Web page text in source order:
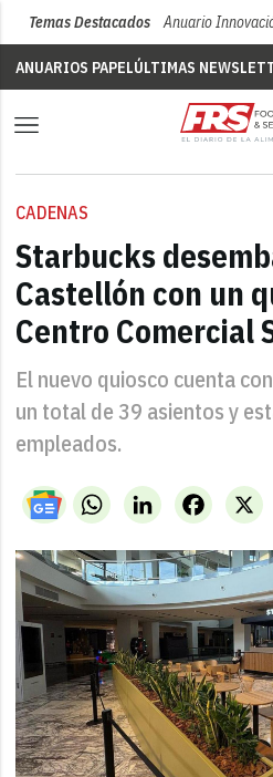
Temas Destacados Anuario
ANUARIOS PAPELÚLTIMAS
CADENAS
Starbucks
Castellón con un
Centro Comercial
El nuevo quiosco cuenta
un total de 39 asientos y
empleados.
WhatsAppLinkedIn X